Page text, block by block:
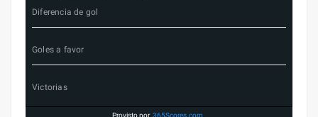
Diferencia de gol
Goles a favor
Victorias
Provisto por 365Scores.com